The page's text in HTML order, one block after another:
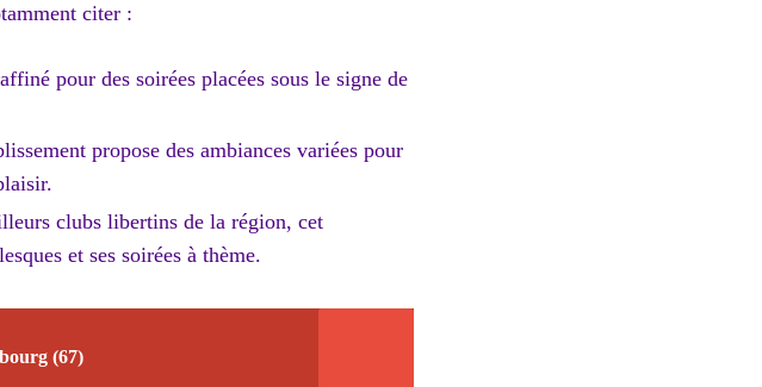
citer :
pour des soirées placées sous le signe de
propose des ambiances variées pour
clubs libertins de la région, cet
et ses soirées à thème.
(67)